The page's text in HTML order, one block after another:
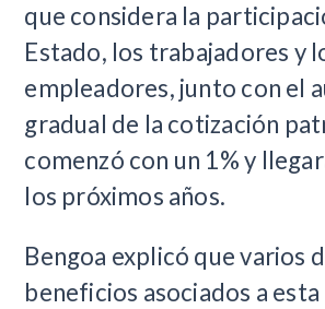
que considera la
Estado, los trabajadores y
empleadores, junto con el
gradual de la cotización
comenzó con un 1% y
los próximos años.
Bengoa explicó que varios
beneficios asociados a